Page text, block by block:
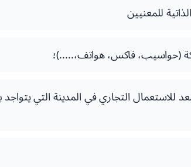
للمعنيين
(حواسيب، فاكس، هواتف،.....)؛
التجاري في المدينة التي يتواجد